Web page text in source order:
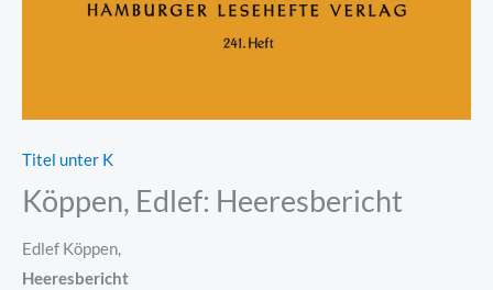
Titel unter K
Köppen, Edlef: Heeresbericht
Edlef Köppen,
Heeresbericht